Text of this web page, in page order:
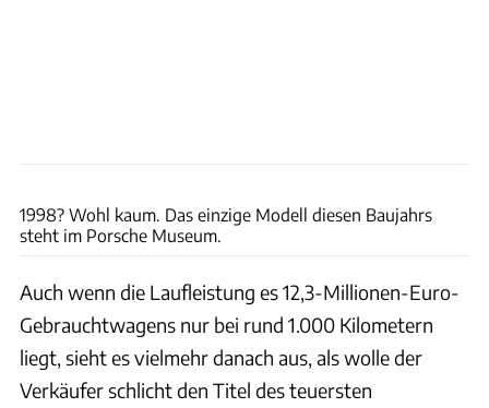
1998? Wohl kaum. Das einzige Modell diesen Baujahrs
steht im Porsche Museum.
Auch wenn die Laufleistung es 12,3-Millionen-Euro-
Gebrauchtwagens nur bei rund 1.000 Kilometern
liegt, sieht es vielmehr danach aus, als wolle der
Verkäufer schlicht den Titel des teuersten